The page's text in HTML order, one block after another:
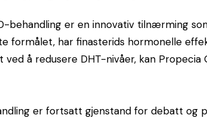
behandling er en innovativ tilnærming
formålet, har finasterids hormonelle
å redusere DHT-nivåer, kan
er fortsatt gjenstand for debatt og